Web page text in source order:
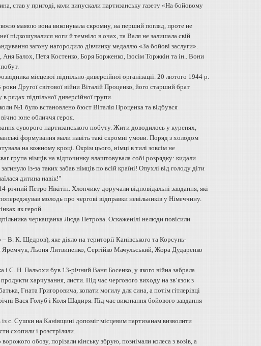
став у пригоді, коли випускали партизанську газету «На бойовому
мамою вона виконувала скромну, на перший погляд, проте не
підкошувалися ноги й темніло в очах, та Валя не залишала свій
загону нагородило дівчинку медаллю «За бойові заслуги».
Балох, Петя Костенко, Боря Борженко, Ізосім Торжкін та ін.. Вони
місцевої підпільно-диверсійної організації. 20 лютого 1944 р.
Другої світової війни Віталій Проценко, його старший брат
підпільної диверсійної групи.
№1 було встановлено бюст Віталія Проценка та відбувся
юне обличчя героя.
суворого партизанського побуту. Жити доводилось у куренях,
формування мали навіть такі скромні умови. Поряд з холодом
на кожному кроці. Окрім цього, німці в тилі зовсім не
група німців на відпочинку влаштовувала собі розрядку: кидали
із-за таких забав німців по всій країні! Опухлі від голоду діти
дитина навік!"
Петро Нікітін. Хлопчику доручали відповідальні завдання, які
молодь про чергові відправки невільників у Німеччину.
як герой.
черкащанка Люда Петрова. Оскаженілі нелюди повісили
В. К. Щедров), яке діяло на території Канівського та Корсунь-
Льоня Литвиненко, Сергійко Мачульський, Жора Дударенко
і С. Н. Пальохи був 13-річний Ваня Босенко, у якого війна забрала
харчування, листи. Під час чергового виходу на зв’язок з
Гната Григоровича, копати могилу для сина, а потім гітлерівці
Вася Голуб і Коля Шадиря. Під час виконання бойового завдання
с. Сушки на Канівщині допоміг місцевим партизанам визволити
схопили і розстріляли.
обозу, порізали кінську збрую, познімали колеса з возів, а